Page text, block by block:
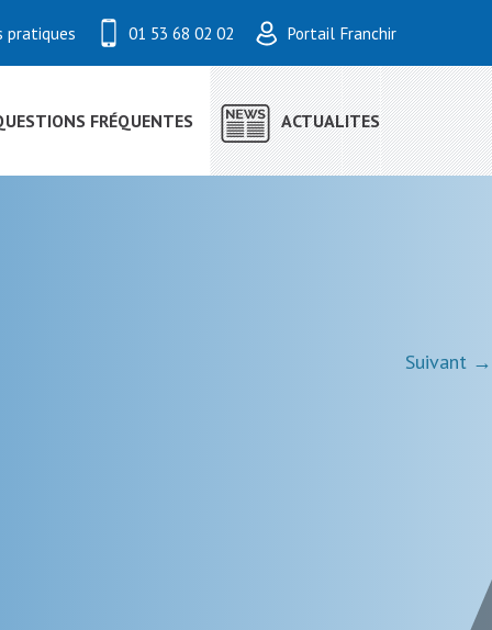
pratiques 01 53 68 02 02 Portail Franchir
FRÉQUENTES ACTUALITES
Suivant →